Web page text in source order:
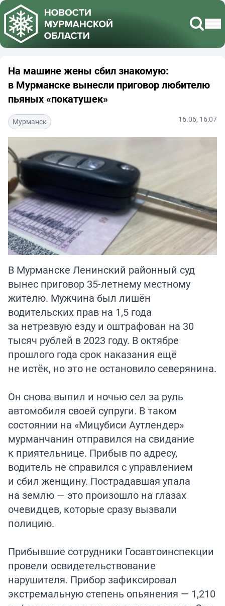
На машине жены сбил знакомую:
в Мурманске вынесли приговор любителю
пьяных «покатушек»
Мурманск 16.06, 16:07
В Мурманске Ленинский районный суд
вынес приговор 35-летнему местному
жителю. Мужчина был лишён
водительских прав на 1,5 года
за нетрезвую езду и оштрафован на 30
тысяч рублей в 2023 году. В октябре
прошлого года срок наказания ещё
не истёк, но это не остановило северянина.
Он снова выпил и ночью сел за руль
автомобиля своей супруги. В таком
состоянии на «Мицубиси Аутлендер»
мурманчанин отправился на свидание
к приятельнице. Прибыв по адресу,
водитель не справился с управлением
и сбил женщину. Пострадавшая упала
на землю — это произошло на глазах
очевидцев, которые сразу вызвали
полицию.
Прибывшие сотрудники Госавтоинспекции
провели освидетельствование
нарушителя. Прибор зафиксировал
экстремальную степень опьянения — 1,210